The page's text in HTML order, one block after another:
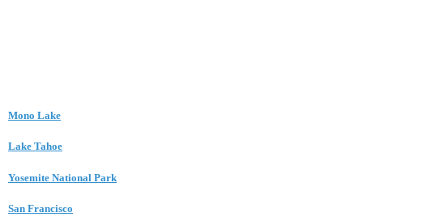
Mono Lake
Lake Tahoe
Yosemite National Park
San Francisco